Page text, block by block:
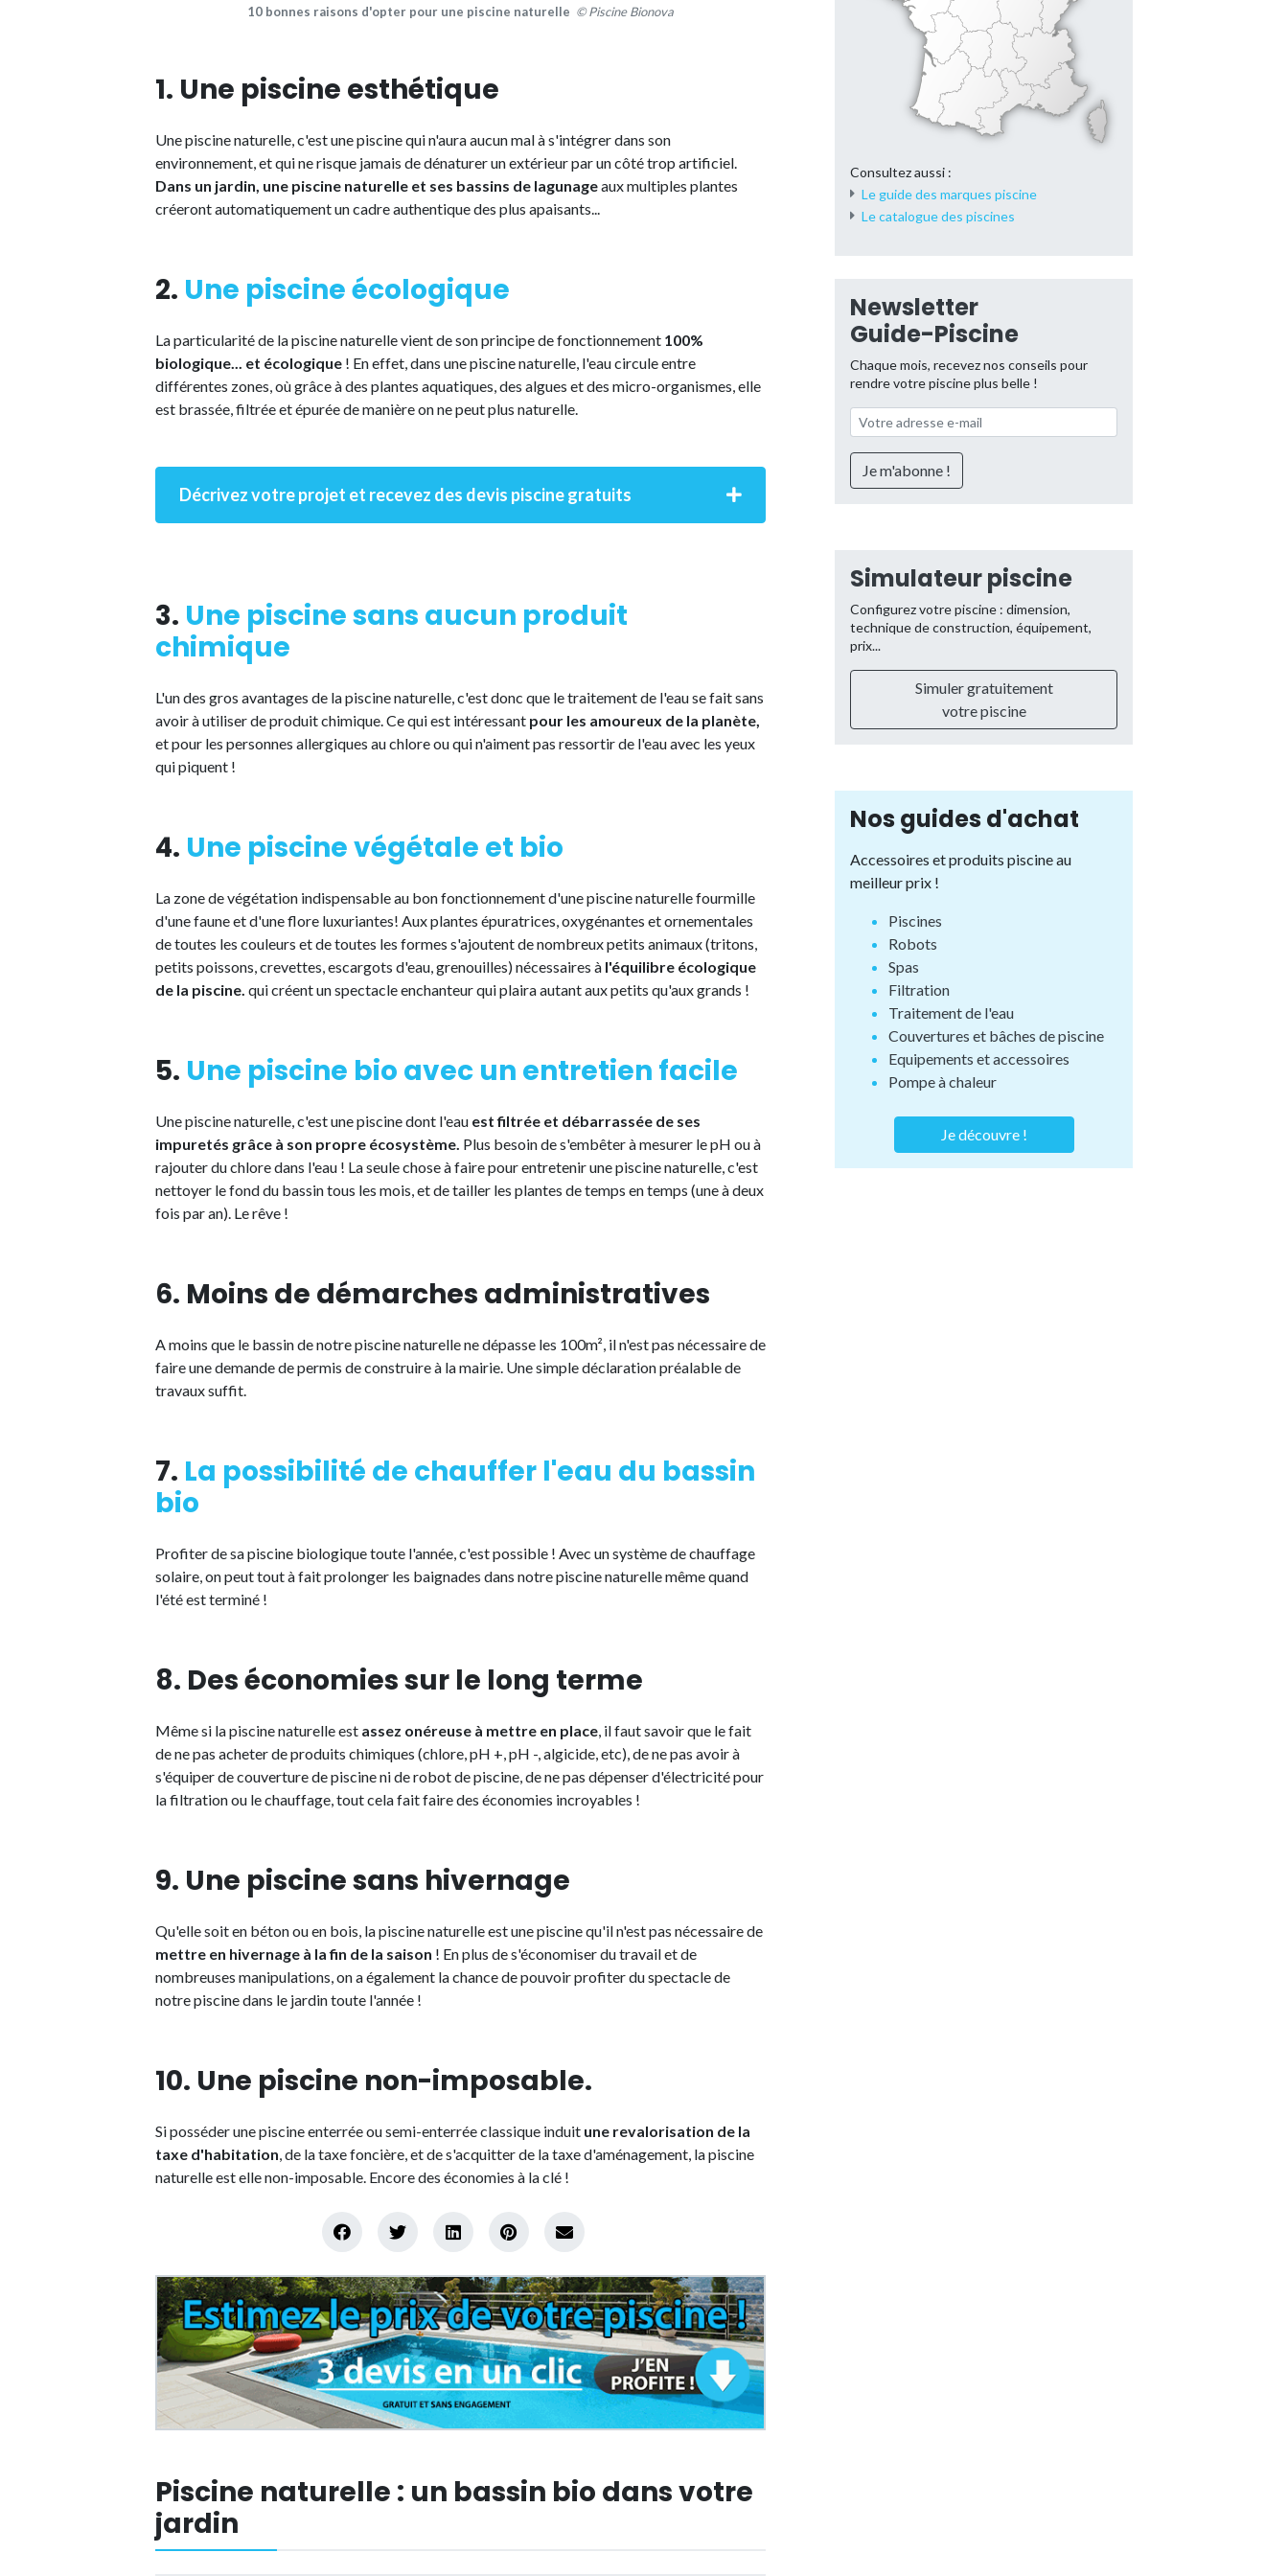
10 bonnes raisons d'opter pour une piscine naturelle © Piscine Bionova
1. Une piscine esthétique
Une piscine naturelle, c'est une piscine qui n'aura aucun mal à s'intégrer dans son
environnement, et qui ne risque jamais de dénaturer un extérieur par un côté trop artificiel.
Dans un jardin, une piscine naturelle et ses bassins de lagunageaux multiples plantes
créeront automatiquement un cadre authentique des plus apaisants...
2. Une piscine écologique
La particularité de la piscine naturelle vient de son principe de fonctionnement 100%
biologique... et écologique ! En effet, dans une piscine naturelle, l'eau circule entre
différentes zones, où grâce à des plantes aquatiques, des algues et des micro-organismes, elle
est brassée, filtrée et épurée de manière on ne peut plus naturelle.
Décrivez votre projet et recevez des devis piscine gratuits
3. Une piscine sans aucun produit
chimique
L'un des gros avantages de la piscine naturelle, c'est donc que le traitement de l'eau se fait sans
avoir à utiliser de produit chimique. Ce qui est intéressant pour les amoureux de la planète,
et pour les personnes allergiques au chlore ou qui n'aiment pas ressortir de l'eau avec les yeux
qui piquent !
4. Une piscine végétale et bio
La zone de végétation indispensable au bon fonctionnement d'une piscine naturelle fourmille
d'une faune et d'une flore luxuriantes! Aux plantes épuratrices, oxygénantes et ornementales
de toutes les couleurs et de toutes les formes s'ajoutent de nombreux petits animaux (tritons,
petits poissons, crevettes, escargots d'eau, grenouilles) nécessaires à l'équilibre écologique
de la piscine. qui créent un spectacle enchanteur qui plaira autant aux petits qu'aux grands !
5. Une piscine bio avec un entretien facile
Une piscine naturelle, c'est une piscine dont l'eau est filtrée et débarrassée de ses
impuretés grâce à son propre écosystème. Plus besoin de s'embêter à mesurer le pH ou à
rajouter du chlore dans l'eau ! La seule chose à faire pour entretenir une piscine naturelle, c'est
nettoyer le fond du bassin tous les mois, et de tailler les plantes de temps en temps (une à deux
fois par an). Le rêve !
6. Moins de démarches administratives
A moins que le bassin de notre piscine naturelle ne dépasse les 100m², il n'est pas nécessaire de
faire une demande de permis de construire à la mairie. Une simple déclaration préalable de
travaux suffit.
7. La possibilité de chauffer l'eau du bassin
bio
Profiter de sa piscine biologique toute l'année, c'est possible ! Avec un système de chauffage
solaire, on peut tout à fait prolonger les baignades dans notre piscine naturelle même quand
l'été est terminé !
8. Des économies sur le long terme
Même si la piscine naturelle est assez onéreuse à mettre en place, il faut savoir que le fait
de ne pas acheter de produits chimiques (chlore, pH +, pH -, algicide, etc), de ne pas avoir à
s'équiper de couverture de piscine ni de robot de piscine, de ne pas dépenser d'électricité pour
la filtration ou le chauffage, tout cela fait faire des économies incroyables !
9. Une piscine sans hivernage
Qu'elle soit en béton ou en bois, la piscine naturelle est une piscine qu'il n'est pas nécessaire de
mettre en hivernage à la fin de la saison ! En plus de s'économiser du travail et de
nombreuses manipulations, on a également la chance de pouvoir profiter du spectacle de
notre piscine dans le jardin toute l'année !
10. Une piscine non-imposable.
Si posséder une piscine enterrée ou semi-enterrée classique induit une revalorisation de la
taxe d'habitation, de la taxe foncière, et de s'acquitter de la taxe d'aménagement, la piscine
naturelle est elle non-imposable. Encore des économies à la clé !
Piscine naturelle : un bassin bio dans votre
jardin
Consultez aussi :
Le guide des marques piscine
Le catalogue des piscines
Newsletter
Guide-Piscine
Chaque mois, recevez nos conseils pour
rendre votre piscine plus belle !
Simulateur piscine
Configurez votre piscine : dimension,
technique de construction, équipement,
prix...
Simuler gratuitement
votre piscine
Nos guides d'achat
Accessoires et produits piscine au
meilleur prix !
Piscines
Robots
Spas
Filtration
Traitement de l'eau
Couvertures et bâches de piscine
Equipements et accessoires
Pompe à chaleur
Je découvre !